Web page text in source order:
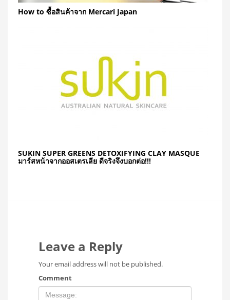
How to ซื้อสินค้าจาก Mercari Japan
SUKIN SUPER GREENS DETOXIFYING CLAY MASQUE
มาร์สหน้าจากออสเตรเลีย ดีจริงจึงบอกต่อ!!!
Leave a Reply
Your email address will not be published.
Comment